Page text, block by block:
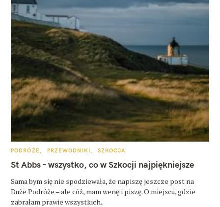
K
T
E
O
R
I
PODRÓŻE PRZEWODNIKI SZKOCJA
St Abbs – wszystko, co w Szkocji najpiękniejsze
Sama bym się nie spodziewała, że napiszę jeszcze post na
Duże Podróże – ale cóż, mam wenę i piszę. O miejscu, gdzie
zabrałam prawie wszystkich..